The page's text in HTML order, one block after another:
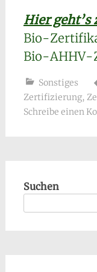
Hier
Bio-
Bio-AHHV-
Sonstiges
Zertifizierung,
Schreibe einen
Suchen